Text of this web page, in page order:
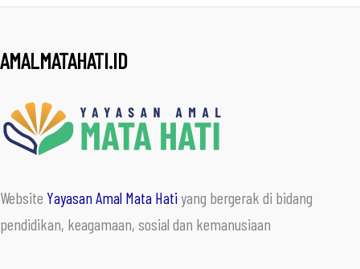
AMALMATAHATI.ID
Website Yayasan Amal Mata Hatiyang bergerak di bidang
pendidikan, keagamaan, sosial dan kemanusiaan